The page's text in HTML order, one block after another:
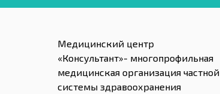
Медицинский центр
«Консультант»- многопрофильная
медицинская организация частной
системы здравоохранения